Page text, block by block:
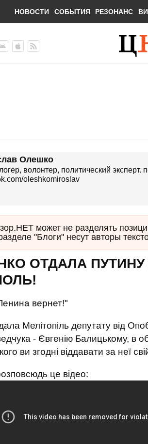
НОВОСТИ СОБЫТИЯ РЕЗОНАНС
Олешко
волонтер, политический
oleshkomiroslav
может не разделять
"Блоги" несут авторы
ОТДАЛА ПУТИНУ
вернет!"
Мелітопіль депутату від
- Євгенію Балицькому, в
ви згодні віддавати за неї
це відео: